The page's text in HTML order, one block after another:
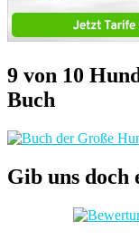
9 von 10
Buch
Gib uns doch